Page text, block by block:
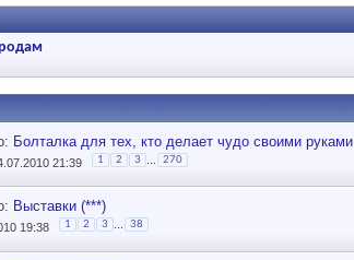
Болталка для тех, кто делает чудо своими руками
21:39 1 2 3 270
Выставки (***)
19:38 1 2 3 38